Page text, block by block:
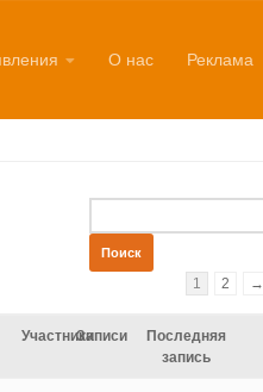
О нас Реклама
1 2 →
УчастникиЗаписи
Последняя
запись